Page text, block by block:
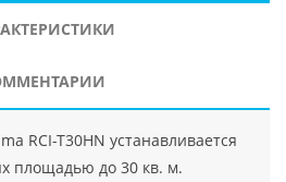
RCI-T30HN устанавливается
площадью до 30 кв. м.